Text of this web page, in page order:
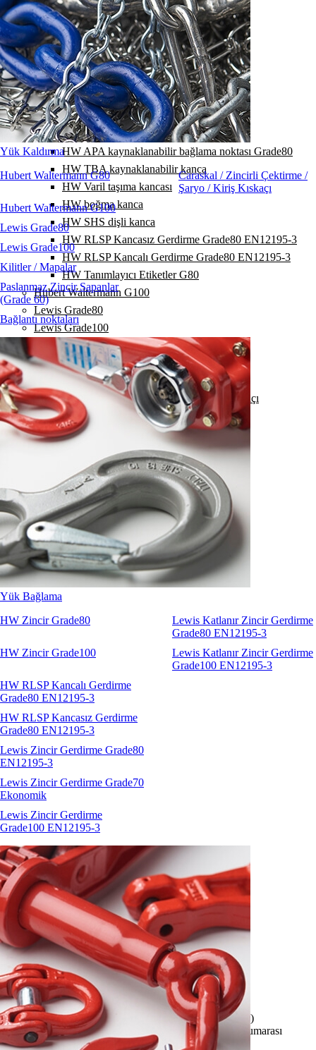
Yük Kaldırma
Hubert Waltermann G80
Hubert Waltermann G100
Lewis Grade80
Lewis Grade100
Kilitler / Mapalar
Paslanmaz Zincir Sapanlar
(Grade 60)
Bağlantı noktaları
Caraskal / Zincirli Çektirme /
Şaryo / Kiriş Kıskaçı
Yük Bağlama
HW Zincir Grade80
HW Zincir Grade100
HW RLSP Kancalı Gerdirme
Grade80 EN12195-3
HW RLSP Kancasız Gerdirme
Grade80 EN12195-3
Lewis Zincir Gerdirme Grade80
EN12195-3
Lewis Zincir Gerdirme Grade70
Ekonomik
Lewis Zincir Gerdirme
Grade100 EN12195-3
Lewis Katlanır Zincir Gerdirme
Grade80 EN12195-3
Lewis Katlanır Zincir Gerdirme
Grade100 EN12195-3
HW VHO gözlü kısaltma kancası
HW VKH kısaltma kancası
HW VKF kısaltma kancası
HW VK kısaltma kancası
HW EKF kısaltma kancası
HW EKH kısaltma kancası
HW DVKF kısaltma kancası
HW KLW fırdöndü rulmanlı
HW APA kaynaklanabilir bağlama noktası Grade80
HW TBA kaynaklanabilir kanca
HW Varil taşıma kancası
HW boğma kanca
HW SHS dişli kanca
HW RLSP Kancasız Gerdirme Grade80 EN12195-3
HW RLSP Kancalı Gerdirme Grade80 EN12195-3
HW Tanımlayıcı Etiketler G80
Hubert Waltermann G100
Lewis Grade80
Lewis Grade100
Kilitler / Mapalar
Paslanmaz Zincir Sapanlar (Grade 60)
Bağlantı noktaları
Caraskal / Zincirli Çektirme / Şaryo / Kiriş Kıskaçı
Yük Bağlama
Sapanlar
Terrier
RopeBlock
Nemag
Talurit
HW SOB Gözlü Kanca
İNDİR
Özellikler:
Üretici / Sertifikasyon:
Hubert Waltermann (Almanya)
Markalama:H97 / SOB / HW / Ölçü / Üretim parti numarası
Malzeme:Grade80